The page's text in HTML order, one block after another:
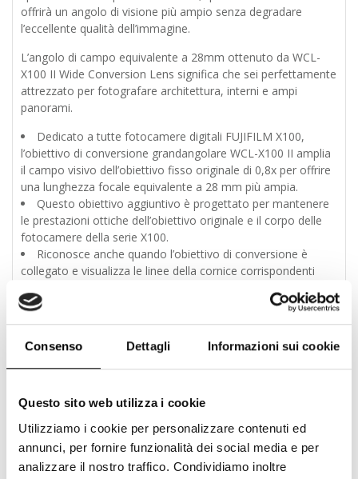
Consenso Dettagli Informazioni sui cookie
Questo sito web utilizza i cookie
Utilizziamo i cookie per personalizzare contenuti ed
annunci, per fornire funzionalità dei social media e per
analizzare il nostro traffico. Condividiamo inoltre
offrirà un angolo di visione più ampio senza degradare
l’eccellente qualità dell’immagine.
L’angolo di campo equivalente a 28mm ottenuto da WCL-
X100 II Wide Conversion Lens significa che sei perfettamente
attrezzato per fotografare architettura, interni e ampi
panorami.
Dedicato a tutte fotocamere digitali FUJIFILM X100,
l’obiettivo di conversione grandangolare WCL-X100 II amplia
il campo visivo dell’obiettivo fisso originale di 0,8x per offrire
una lunghezza focale equivalente a 28 mm più ampia.
Questo obiettivo aggiuntivo è progettato per mantenere
le prestazioni ottiche dell’obiettivo originale e il corpo delle
fotocamere della serie X100.
Riconosce anche quando l’obiettivo di conversione è
collegato e visualizza le linee della cornice corrispondenti
Per fotocamere Fujifilm X100
Ingrandimento: 0,8x
Ha una dimensione del filtro di 49 mm (anteriore)
Specifiche
Ingrandimento: 0,8x circa
Lunghezza focale: 19 mm (equivalente a 28 mm su una
fotocamera 35 mm）
Elementi/Gruppi: 4 lenti in 3 gruppi